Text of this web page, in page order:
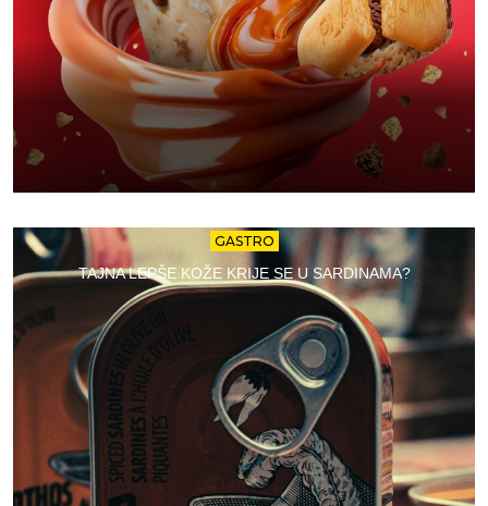
GASTRO
TAJNA LEPŠE KOŽE KRIJE SE U SARDINAMA?